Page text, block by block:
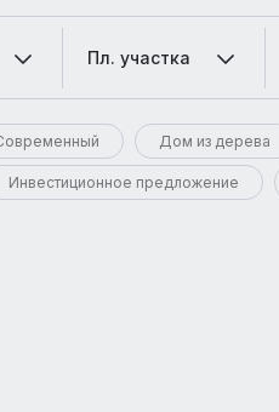
Пл. участка
Дом из дерева
Инвестиционное предложение